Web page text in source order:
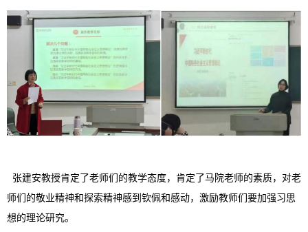
张建安教授肯定了老师们 的教学态度，肯定了马 院老师的素质， 对老
师们的敬业精神和探索精神感到 钦佩和感动，激励教师们要加强习思
想的理论研究。